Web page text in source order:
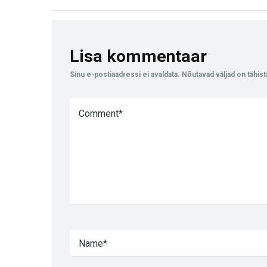
Lisa kommentaar
Sinu e-postiaadressi ei avaldata. Nõutavad väljad on